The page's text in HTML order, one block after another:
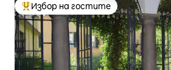
Най-популярен избор на гостите
Избор на гостите